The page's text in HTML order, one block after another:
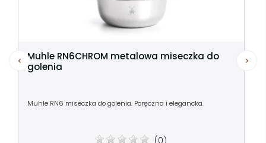
Muhle RN6CHROM metalowa miseczka do
golenia
Muhle RN6 miseczka do golenia. Poręczna i elegancka.
(0)